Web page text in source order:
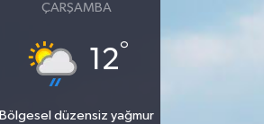
ÇARŞAMBA
12°
Bölgesel düzensiz yağmur